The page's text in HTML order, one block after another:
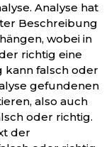
Analyse hat
Beschreibung
wobei in
richtig eine
kann falsch oder
gefundenen
also auch
oder richtig.
der